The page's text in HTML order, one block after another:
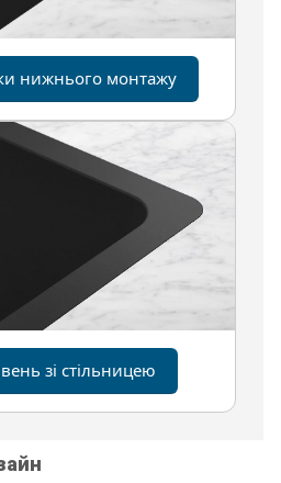
нижнього монтажу
зі стільницею